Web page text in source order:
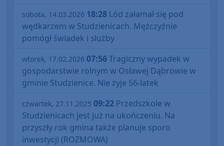
sobota, 14.03.2026 18:28 Lód załamał się pod
wędkarzem w Studzienicach. Mężczyźnie
pomógł świadek i służby
wtorek, 17.02.2026 07:56Tragiczny wypadek w
gospodarstwie rolnym w Osławej Dąbrowie w
gminie Studzienice. Nie żyje 56-latek
czwartek, 27.11.2025 09:22 Przedszkole w
Studzienicach jest już na ukończeniu. Na
przyszły rok gmina także planuje sporo
inwestycji (ROZMOWA)